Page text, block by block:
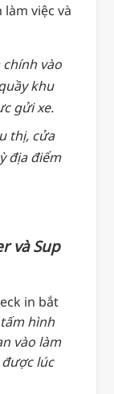
việc và
vào
khu
gửi xe.
thị, cửa
địa điểm
và Sup
in bắt
hình
vào làm
lúc